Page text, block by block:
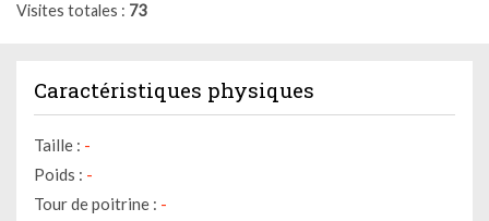
Visites totales 73
Caractéristiques physiques
Taille : -
Poids : -
Tour de poitrine : -